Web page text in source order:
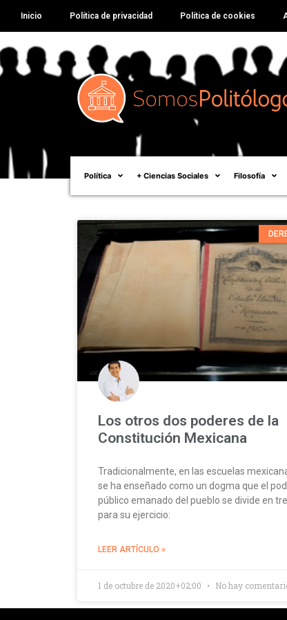
Inicio Política de privacidad Política de cookies
Política + Ciencias Sociales Filosofía
Los otros dos poderes de la
Constitución Mexicana
Tradicionalmente, en las escuelas
se ha enseñado como un dogma que el
público emanado del pueblo se divide en
para su ejercicio:
LEER ARTÍCULO »
1 de octubre de 2020+02:00 No hay